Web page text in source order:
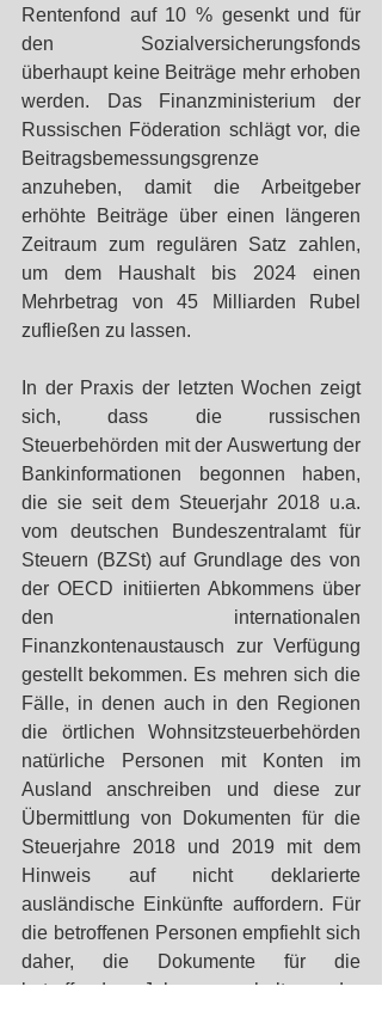
Rentenfond auf 10 % gesenkt und für
den Sozialversicherungsfonds
überhaupt keine Beiträge mehr erhoben
werden. Das Finanzministerium der
Russischen Föderation schlägt vor, die
Beitragsbemessungsgrenze
anzuheben, damit die Arbeitgeber
erhöhte Beiträge über einen längeren
Zeitraum zum regulären Satz zahlen,
um dem Haushalt bis 2024 einen
Mehrbetrag von 45 Milliarden Rubel
zufließen zu lassen.
In der Praxis der letzten Wochen zeigt
sich, dass die russischen
Steuerbehörden mit der Auswertung der
Bankinformationen begonnen haben,
die sie seit dem Steuerjahr 2018 u.a.
vom deutschen Bundeszentralamt für
Steuern (BZSt) auf Grundlage des von
der OECD initiierten Abkommens über
den internationalen
Finanzkontenaustausch zur Verfügung
gestellt bekommen. Es mehren sich die
Fälle, in denen auch in den Regionen
die örtlichen Wohnsitzsteuerbehörden
natürliche Personen mit Konten im
Ausland anschreiben und diese zur
Übermittlung von Dokumenten für die
Steuerjahre 2018 und 2019 mit dem
Hinweis auf nicht deklarierte
ausländische Einkünfte auffordern. Für
die betroffenen Personen empfiehlt sich
daher, die Dokumente für die
betreffenden Jahre vorzuhalten oder